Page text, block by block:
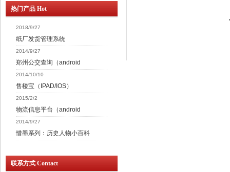
热门产品 Hot
2018/9/27
纸厂发货管理系统
2014/9/27
郑州公交查询（android
2014/10/10
售楼宝（IPAD/IOS）
2015/2/2
物流信息平台（android
2014/9/27
惜墨系列：历史人物小百科
联系方式 Contact